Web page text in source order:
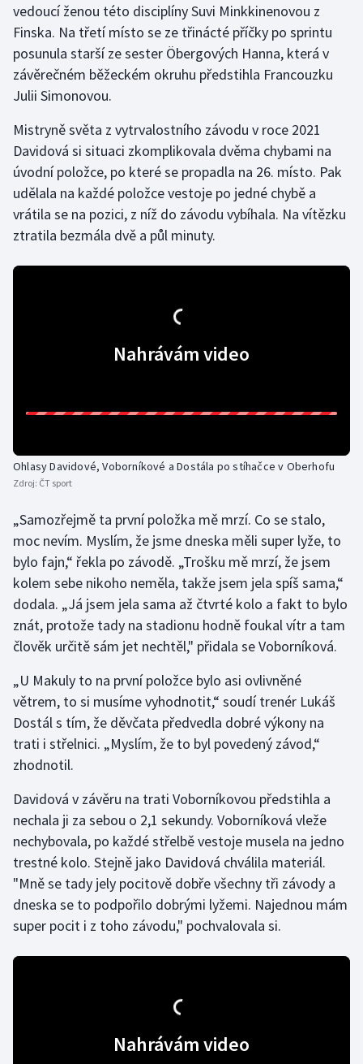
Gymnastika
Házená
Jezdectví
Judo
Krasobruslení
Lezení
Lyže a snowboard
Plážový volejbal
Ragby
Rychlobruslení
Rychlostní kanoistika
Short track
Sportovní střelba
Stolní tenis
Triatlon
Veslování
Vodní slalom
Volejbal
Ostatní
vedoucí ženou této disciplíny Suvi Minkkinenovou z
Finska. Na třetí místo se ze třinácté příčky po sprintu
posunula starší ze sester Öbergových Hanna, která v
závěrečném běžeckém okruhu předstihla Francouzku
Julii Simonovou.
Mistryně světa z vytrvalostního závodu v roce 2021
Davidová si situaci zkomplikovala dvěma chybami na
úvodní položce, po které se propadla na 26. místo. Pak
udělala na každé položce vestoje po jedné chybě a
vrátila se na pozici, z níž do závodu vybíhala. Na vítězku
ztratila bezmála dvě a půl minuty.
Nahrávám video
Ohlasy Davidové, Voborníkové a Dostála po stíhačce v Oberhofu
Zdroj: ČT sport
„Samozřejmě ta první položka mě mrzí. Co se stalo,
moc nevím. Myslím, že jsme dneska měli super lyže, to
bylo fajn,“ řekla po závodě. „Trošku mě mrzí, že jsem
kolem sebe nikoho neměla, takže jsem jela spíš sama,“
dodala. „Já jsem jela sama až čtvrté kolo a fakt to bylo
znát, protože tady na stadionu hodně foukal vítr a tam
člověk určitě sám jet nechtěl," přidala se Voborníková.
„U Makuly to na první položce bylo asi ovlivněné
větrem, to si musíme vyhodnotit,“ soudí trenér Lukáš
Dostál s tím, že děvčata předvedla dobré výkony na
trati i střelnici. „Myslím, že to byl povedený závod,“
zhodnotil.
Davidová v závěru na trati Voborníkovou předstihla a
nechala ji za sebou o 2,1 sekundy. Voborníková vleže
nechybovala, po každé střelbě vestoje musela na jedno
trestné kolo. Stejně jako Davidová chválila materiál.
"Mně se tady jely pocitově dobře všechny tři závody a
dneska se to podpořilo dobrými lyžemi. Najednou mám
super pocit i z toho závodu," pochvalovala si.
Nahrávám video